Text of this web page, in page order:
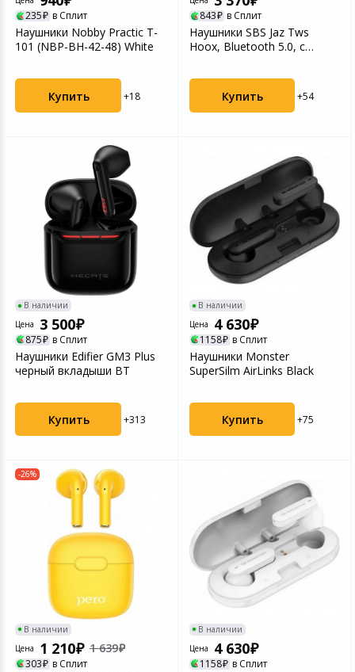
235 в Сплит
Наушники Nobby Practic T-
101 (NBP-BH-42-48) White
Купить +18
843 в Сплит
Наушники SBS Jaz Tws
Hoox, Bluetooth 5.0, с
Купить +54
В наличии
Цена
3 500
875 в Сплит
Наушники Edifier GM3 Plus
черный вкладыши BT
Купить +313
В наличии
Цена
4 630
1158 в Сплит
Наушники Monster
SuperSilm AirLinks Black
Купить +75
-26%
В наличии
Цена
1 210 1 639
303 в Сплит
В наличии
Цена
4 630
1158 в Сплит
Игровые
Программное
Цифровые
Устройства
Товары для дачи и сада
Музыкальные инструменты
Канцтовары
Умный дом
Торговое оборудование
Системы безопасности
Системы видеонаблюдения
Уцененные товары